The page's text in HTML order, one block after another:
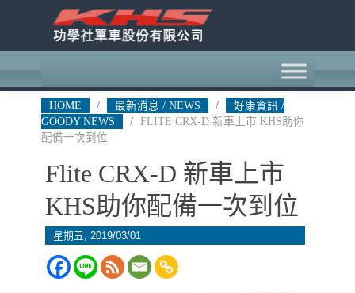
HOME / 最新消息 / NEWS /
好康資訊 /
GOODY NEWS
/
FLITE CRX-D 新車上市 KHS助你
配備一次到位
Flite CRX-D 新車上市
KHS助你配備一次到位
星期五, 2019/03/01